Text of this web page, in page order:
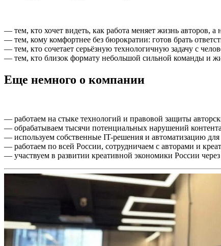
— тем, кто хочет видеть, как работа меняет жизнь авторов, а
— тем, кому комфортнее без бюрократии: готов брать
— тем, кто сочетает серьёзную технологичную задачу с
— тем, кто близок формату небольшой сильной команды и
Еще немного о компании
— работаем на стыке технологий и правовой защиты
— обрабатываем тысячи потенциальных нарушений
— используем собственные IT-решения и автоматизацию
— работаем по всей России, сотрудничаем с авторами и
— участвуем в развитии креативной экономики России